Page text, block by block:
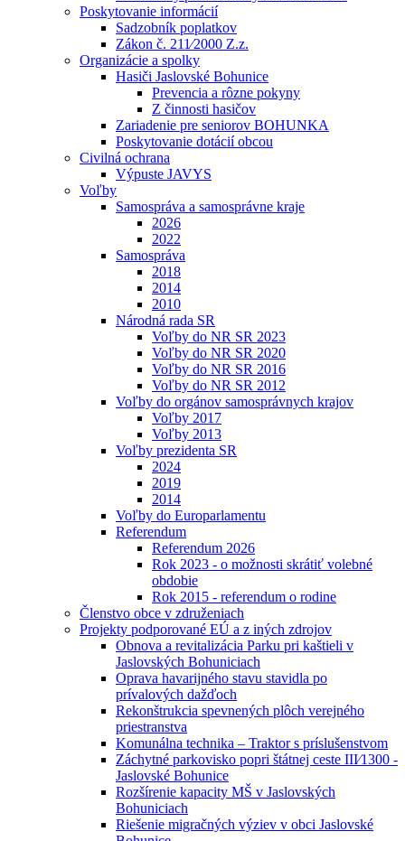
Poskytovanie informácií
Sadzobník poplatkov
Zákon č. 211⁄2000 Z.z.
Organizácie a spolky
Hasiči Jaslovské Bohunice
Prevencia a rôzne pokyny
Z činnosti hasičov
Zariadenie pre seniorov BOHUNKA
Poskytovanie dotácií obcou
Civilná ochrana
Výpuste JAVYS
Voľby
Samospráva a samosprávne kraje
2026
2022
Samospráva
2018
2014
2010
Národná rada SR
Voľby do NR SR 2023
Voľby do NR SR 2020
Voľby do NR SR 2016
Voľby do NR SR 2012
Voľby do orgánov samosprávnych krajov
Voľby 2017
Voľby 2013
Voľby prezidenta SR
2024
2019
2014
Voľby do Europarlamentu
Referendum
Referendum 2026
Rok 2023 - o možnosti skrátiť volebné
obdobie
Rok 2015 - referendum o rodine
Členstvo obce v združeniach
Projekty podporované EÚ a z iných zdrojov
Obnova a revitalizácia Parku pri kaštieli v
Jaslovských Bohuniciach
Oprava havarijného stavu stavidla po
prívalových dažďoch
Rekonštrukcia spevnených plôch verejného
priestranstva
Komunálna technika – Traktor s príslušenstvom
Záchytné parkovisko popri štátnej ceste III⁄1300 -
Jaslovské Bohunice
Rozšírenie kapacity MŠ v Jaslovských
Bohuniciach
Riešenie migračných výziev v obci Jaslovské